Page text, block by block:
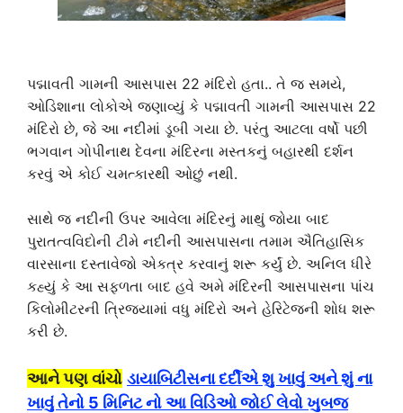
પદ્માવતી ગામની આસપાસ 22 મંદિરો હતા.. તે જ સમયે,
ઓડિશાના લોકોએ જણાવ્યું કે પદ્માવતી ગામની આસપાસ 22
મંદિરો છે, જે આ નદીમાં ડૂબી ગયા છે. પરંતુ આટલા વર્ષો પછી
ભગવાન ગોપીનાથ દેવના મંદિરના મસ્તકનું બહારથી દર્શન
કરવું એ કોઈ ચમત્કારથી ઓછું નથી.
સાથે જ નદીની ઉપર આવેલા મંદિરનું માથું જોયા બાદ
પુરાતત્વવિદોની ટીમે નદીની આસપાસના તમામ ઐતિહાસિક
વારસાના દસ્તાવેજો એકત્ર કરવાનું શરૂ કર્યું છે. અનિલ ધીરે
કહ્યું કે આ સફળતા બાદ હવે અમે મંદિરની આસપાસના પાંચ
કિલોમીટરની ત્રિજ્યામાં વધુ મંદિરો અને હેરિટેજની શોધ શરૂ
કરી છે.
આને પણ વાંચો ડાયાબિટીસના દર્દીએ શુ ખાવું અને શું ના
ખાવું તેનો 5 મિનિટ નો આ વિડિઓ જોઈ લેવો ખુબજ